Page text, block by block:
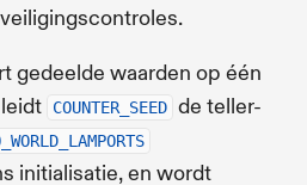
gedeelde waarden op één
COUNTER_SEED de teller-
initialisatie, en wordt